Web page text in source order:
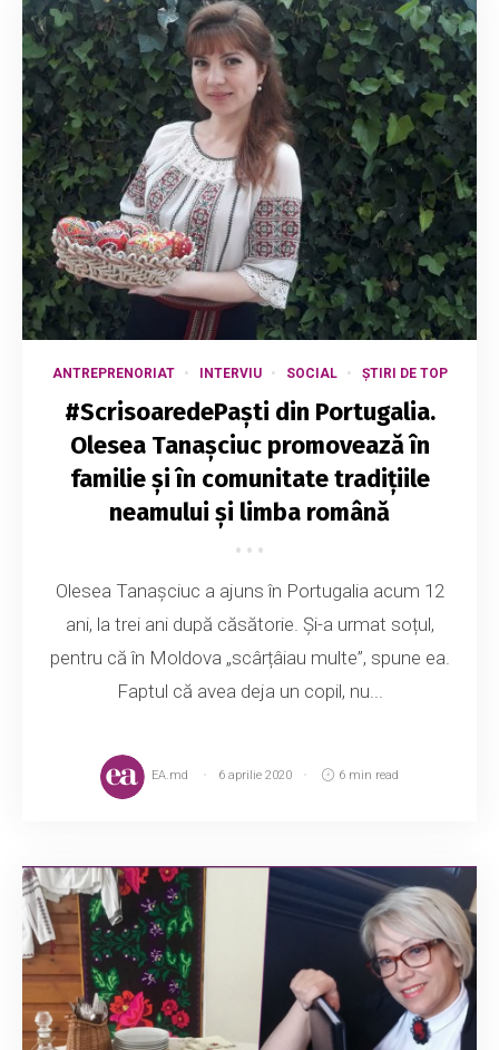
ANTREPRENORIAT INTERVIU SOCIAL ȘTIRI DE TOP
#ScrisoaredePaști din Portugalia.
Olesea Tanașciuc promovează în
familie și în comunitate tradițiile
neamului și limba română
Olesea Tanașciuc a ajuns în Portugalia acum 12
ani, la trei ani după căsătorie. Și-a urmat soțul,
pentru că în Moldova „scârțâiau multe”, spune ea.
Faptul că avea deja un copil, nu...
EA.md 6 aprilie 2020 6 min read